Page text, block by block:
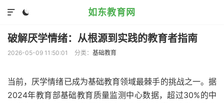
如东教育网


破解厌学情绪：从根源到实践的教育者指南
2026-05-09 11:50:01 分类： 基础教育
当前，厌学情绪已成为基础教育领域最棘手的挑战之一。据
2024年教育部基础教育质量监测中心数据，超过30%的中